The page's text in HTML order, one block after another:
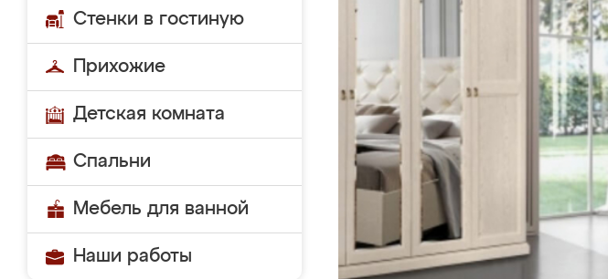
Стенки в гостиную
Прихожие
Детская комната
Спальни
Мебель для ванной
Наши работы